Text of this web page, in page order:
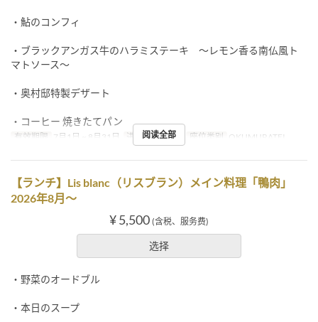
・鮎のコンフィ
・ブラックアンガス牛のハラミステーキ ～レモン香る南仏風ト
マトソース～
・奥村邸特製デザート
・コーヒー 焼きたてパン
有效期限 7月1日 ~ 8月31日 进餐时间 午餐 座位类别 OKUMURATEI
阅读全部
【ランチ】Lis blanc（リスブラン）メイン料理「鴨肉」
2026年8月～
¥ 5,500 (含税、服务费)
选择
・野菜のオードブル
・本日のスープ